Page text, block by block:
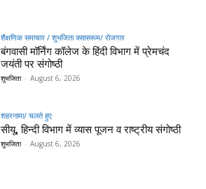
शैक्षणिक समाचार / शुभजिता क्सासरूम/ रोजगार
बंगवासी मॉर्निंग कॉलेज के हिंदी विभाग में प्रेमचंद
जयंती पर संगोष्ठी
शुभजिता - August 6, 2026
शहरनामा/ चलते हुए
सीयू, हिन्दी विभाग में व्यास पूजन व राष्ट्रीय संगोष्ठी
शुभजिता - August 6, 2026